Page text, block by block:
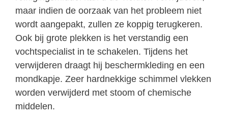
maar indien de oorzaak van het probleem niet
wordt aangepakt, zullen ze koppig terugkeren.
Ook bij grote plekken is het verstandig een
vochtspecialist in te schakelen. Tijdens het
verwijderen draagt hij beschermkleding en een
mondkapje. Zeer hardnekkige schimmel vlekken
worden verwijderd met stoom of chemische
middelen.